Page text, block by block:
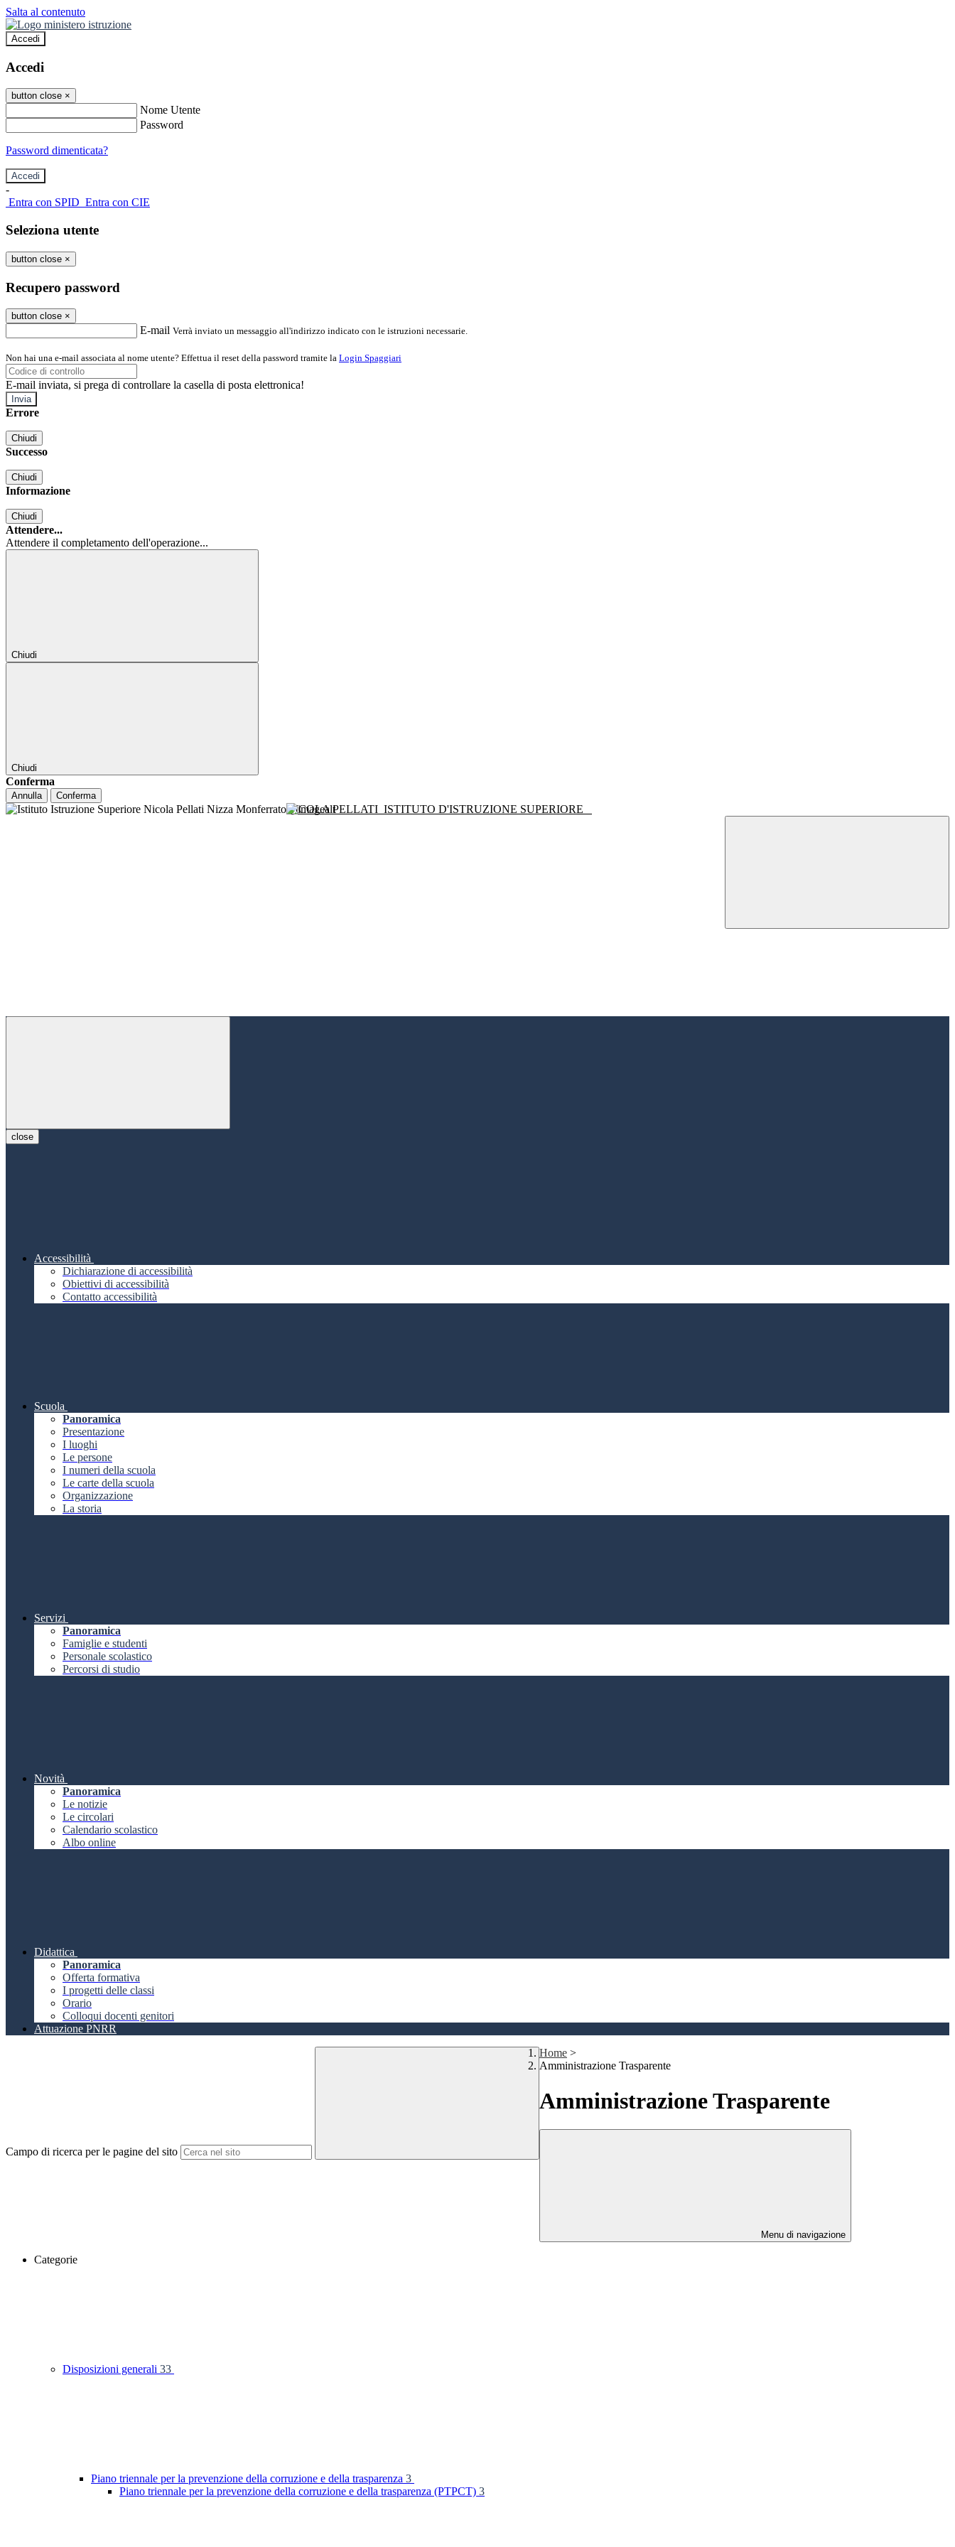
Salta al contenuto
Accedi
Accedi
button close ×
Nome Utente
Password
Password dimenticata?
-
Entra con SPID Entra con CIE
Seleziona utente
button close ×
Recupero password
button close ×
E-mail Verrà inviato un messaggio all'indirizzo indicato con le istruzioni necessarie.
Non hai una e-mail associata al nome utente? Effettua il reset della password tramite la Login Spaggiari
E-mail inviata, si prega di controllare la casella di posta elettronica!
Errore
Chiudi
Successo
Chiudi
Informazione
Chiudi
Attendere...
Attendere il completamento dell'operazione...
Chiudi
Chiudi
Conferma
Annulla Conferma
NICOLA PELLATI ISTITUTO D'ISTRUZIONE SUPERIORE
close
Accessibilità
Dichiarazione di accessibilità
Obiettivi di accessibilità
Contatto accessibilità
Scuola
Panoramica
Presentazione
I luoghi
Le persone
I numeri della scuola
Le carte della scuola
Organizzazione
La storia
Servizi
Panoramica
Famiglie e studenti
Personale scolastico
Percorsi di studio
Novità
Panoramica
Le notizie
Le circolari
Calendario scolastico
Albo online
Didattica
Panoramica
Offerta formativa
I progetti delle classi
Orario
Colloqui docenti genitori
Attuazione PNRR
Campo di ricerca per le pagine del sito
Home >
Amministrazione Trasparente
Amministrazione Trasparente
Menu di navigazione
Categorie
Disposizioni generali 33
Piano triennale per la prevenzione della corruzione e della trasparenza 3
Piano triennale per la prevenzione della corruzione e della trasparenza (PTPCT) 3